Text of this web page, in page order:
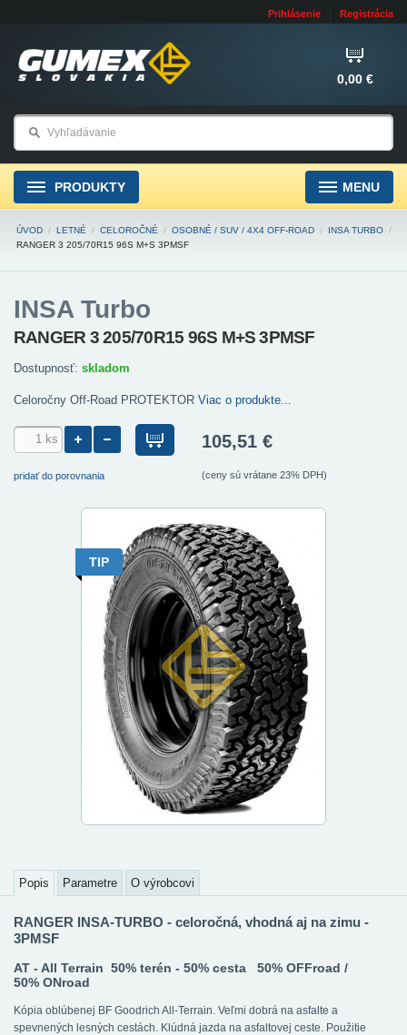
Prihlásenie Registrácia
0,00 €
PRODUKTY MENU
ÚVOD / LETNÉ / CELOROČNÉ / OSOBNÉ / SUV / 4X4 OFF-ROAD / INSA TURBO /
RANGER 3 205/70R15 96S M+S 3PMSF
INSA Turbo
RANGER 3 205/70R15 96S M+S 3PMSF
Dostupnosť: skladom
Celoročny Off-Road PROTEKTOR Viac o produkte...
pridať do porovnania
105,51 €
(ceny sú vrátane 23% DPH)
TIP
Popis Parametre O výrobcovi
RANGER INSA-TURBO - celoročná, vhodná aj na zimu -
3PMSF
AT - All Terrain 50% terén - 50% cesta 50% OFFroad /
50% ONroad
Kópia oblúbenej BF Goodrich All-Terrain. Veľmi dobrá na asfalte a
spevnených lesných cestách. Klúdná jazda na asfaltovej ceste. Použitie